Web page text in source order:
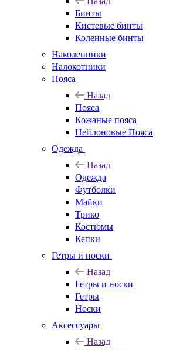
Бинты
Кистевые бинты
Коленные бинты
Наколенники
Налокотники
Пояса
Назад
Пояса
Кожаные пояса
Нейлоновые Пояса
Одежда
Назад
Одежда
Футболки
Майки
Трико
Костюмы
Кепки
Гетры и носки
Назад
Гетры и носки
Гетры
Носки
Аксессуары
Назад